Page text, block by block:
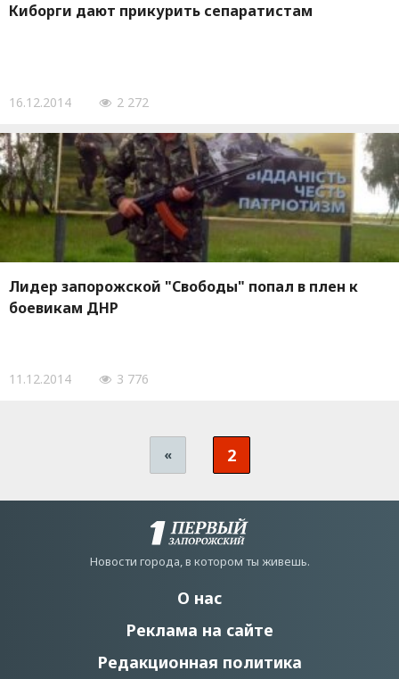
Киборги дают прикурить сепаратистам
16.12.2014 2 272
Лидер запорожской "Свободы" попал в плен к
боевикам ДНР
11.12.2014 3 776
« 2
Новости города, в котором ты живешь.
О нас
Реклама на сайте
Редакционная политика